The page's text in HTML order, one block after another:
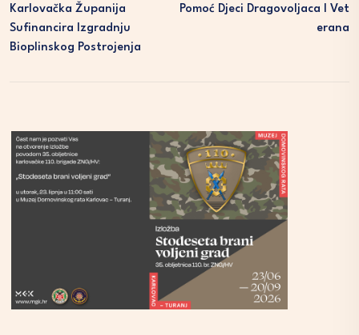
Karlovačka Županija
Sufinancira Izgradnju
Bioplinskog Postrojenja
Pomoć Djeci Dragovoljaca I Vet
Erana